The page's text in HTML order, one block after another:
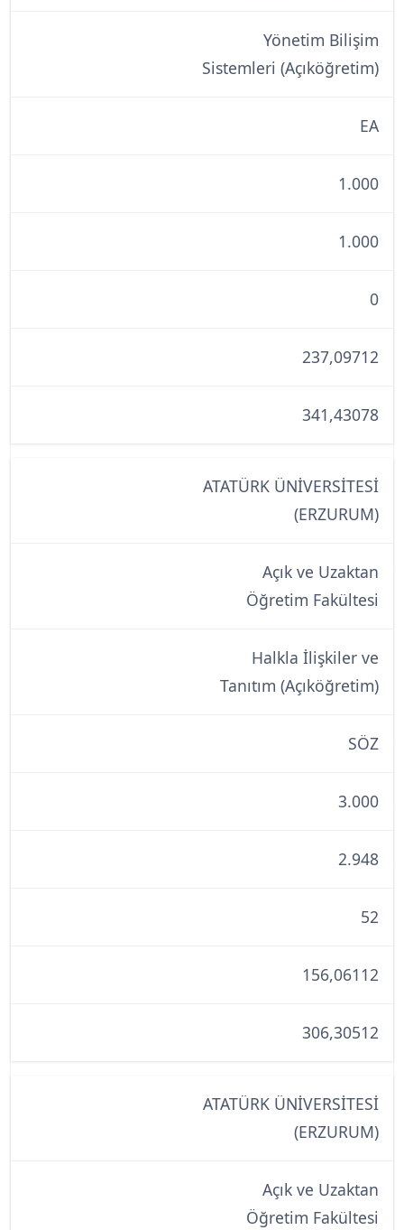
Yönetim Bilişim
Sistemleri (Açıköğretim)
EA
1.000
1.000
0
237,09712
341,43078
ATATÜRK ÜNİVERSİTESİ
(ERZURUM)
Açık ve Uzaktan
Öğretim Fakültesi
Halkla İlişkiler ve
Tanıtım (Açıköğretim)
SÖZ
3.000
2.948
52
156,06112
306,30512
ATATÜRK ÜNİVERSİTESİ
(ERZURUM)
Açık ve Uzaktan
Öğretim Fakültesi